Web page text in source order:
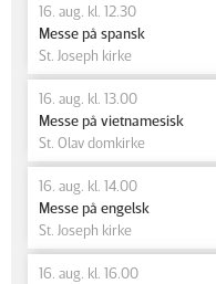
16. aug. kl. 12.30
Messe på spansk
St. Joseph kirke
16. aug. kl. 13.00
Messe på vietnamesisk
St. Olav domkirke
16. aug. kl. 14.00
Messe på engelsk
St. Joseph kirke
16. aug. kl. 16.00